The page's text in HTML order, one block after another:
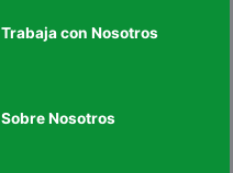
Trabaja con Nosotros
Sobre Nosotros